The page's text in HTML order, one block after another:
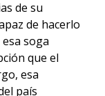
de su
de hacerlo
soga
que el
esa
país